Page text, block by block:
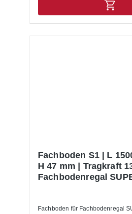
Fachboden S1 | L 1500 x T 320 x
H 47 mm | Tragkraft
Fachbodenregal
Fachboden für Fachbodenregal